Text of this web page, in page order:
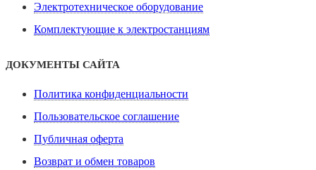
Электротехническое оборудование
Комплектующие к электростанциям
ДОКУМЕНТЫ САЙТА
Политика конфиденциальности
Пользовательское соглашение
Публичная оферта
Возврат и обмен товаров